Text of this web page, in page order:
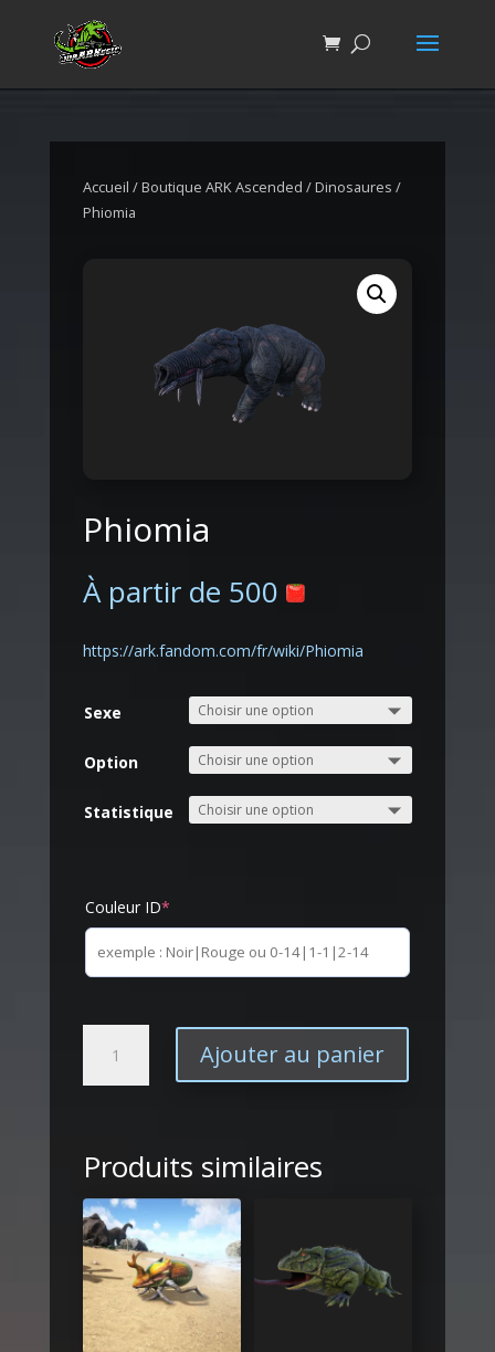
Accueil / Boutique ARK Ascended / Dinosaures /
Phiomia
Phiomia
À partir de 500
https://ark.fandom.com/fr/wiki/Phiomia
Sexe
Option
Statistique
Couleur ID*
Phiomia
Ajouter au panier
Produits similaires